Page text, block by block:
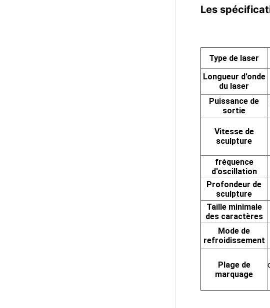
Les
Type de laser
Longueur d'onde
du laser
Puissance de
sortie
Vitesse de
sculpture
fréquence
d'oscillation
Profondeur de
sculpture
Taille minimale
des caractères
Mode de
refroidissement
Plage de
marquage